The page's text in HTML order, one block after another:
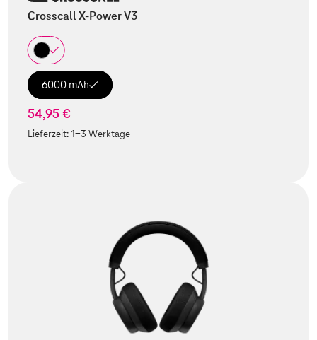
Crosscall X-Power V3
6000 mAh
54,95 €
Lieferzeit:1-3 Werktage